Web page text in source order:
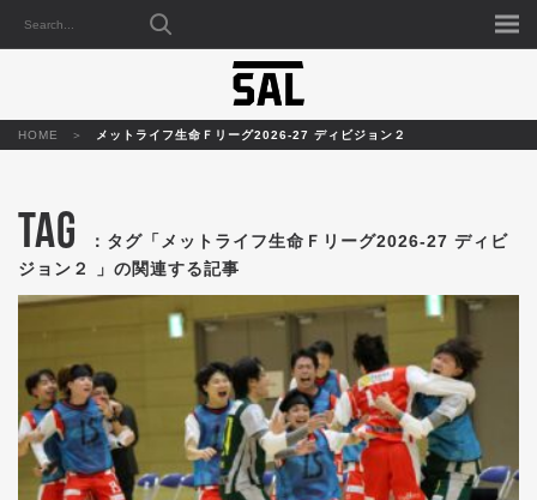
HOME メットライフ生命Ｆリーグ2026-27 ディビジョン２
TAG
：タグ「メットライフ生命Ｆリーグ2026-27 ディビ
ジョン２ 」の関連する記事